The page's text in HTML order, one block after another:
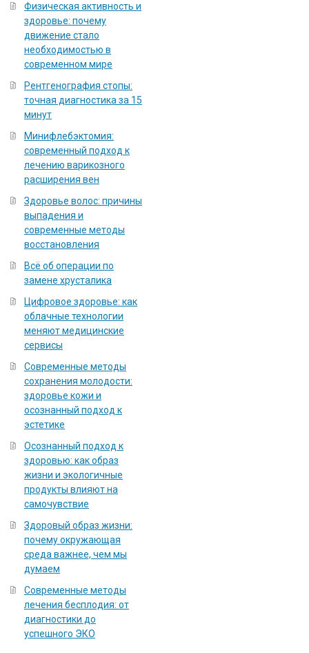
Физическая активность и
здоровье: почему
движение стало
необходимостью в
современном мире
Рентгенография стопы:
точная диагностика за 15
минут
Минифлебэктомия:
современный подход к
лечению варикозного
расширения вен
Здоровье волос: причины
выпадения и
современные методы
восстановления
Всё об операции по
замене хрусталика
Цифровое здоровье: как
облачные технологии
меняют медицинские
сервисы
Современные методы
сохранения молодости:
здоровье кожи и
осознанный подход к
эстетике
Осознанный подход к
здоровью: как образ
жизни и экологичные
продукты влияют на
самочувствие
Здоровый образ жизни:
почему окружающая
среда важнее, чем мы
думаем
Современные методы
лечения бесплодия: от
диагностики до
успешного ЭКО